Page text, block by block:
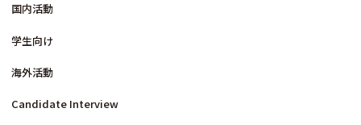
国内活動
学生向け
海外活動
Candidate Interview